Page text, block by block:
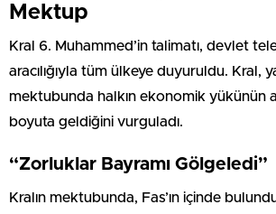
Mektup
Kral 6. Muhammed’in talimatı, devlet
aracılığıyla tüm ülkeye duyuruldu. Kral,
mektubunda halkın ekonomik yükünün
boyuta geldiğini vurguladı.
“Zorluklar Bayramı Gölgeledi”
Kralın mektubunda, Fas’ın içinde